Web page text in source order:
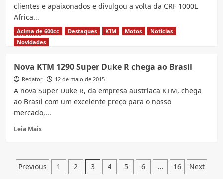
no
clientes e apaixonados e divulgou a volta da CRF 1000L
Africa...
Leia MaisRead
more
fotos
e
vídeo
da
Honda
CRF
Acima de 600cc Destaques KTM Motos
Notícias
Novidades
Nova KTM 1290 Super Duke R chega ao Brasil
Redator 12 de maio de 2015
A nova Super Duke R, da empresa austriaca KTM, chega
ao Brasil com um excelente preço para o nosso
mercado,...
Leia MaisRead
KTM
1290
Paginação
Previous 1 2 3 4 5 6 … 16 Next